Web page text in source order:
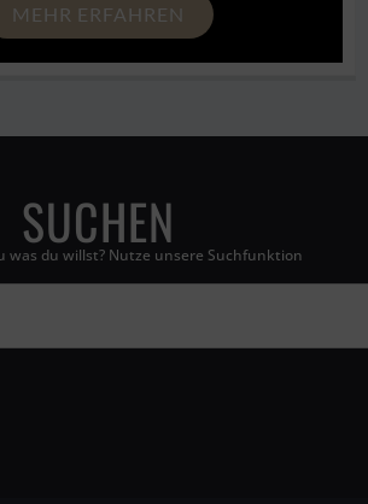
MEHR ERFAHREN
SUCHEN
was du willst? Nutze unsere Suchfunktion